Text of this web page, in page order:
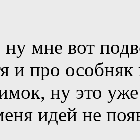
мне вот
и про особняк
ну это
идей не